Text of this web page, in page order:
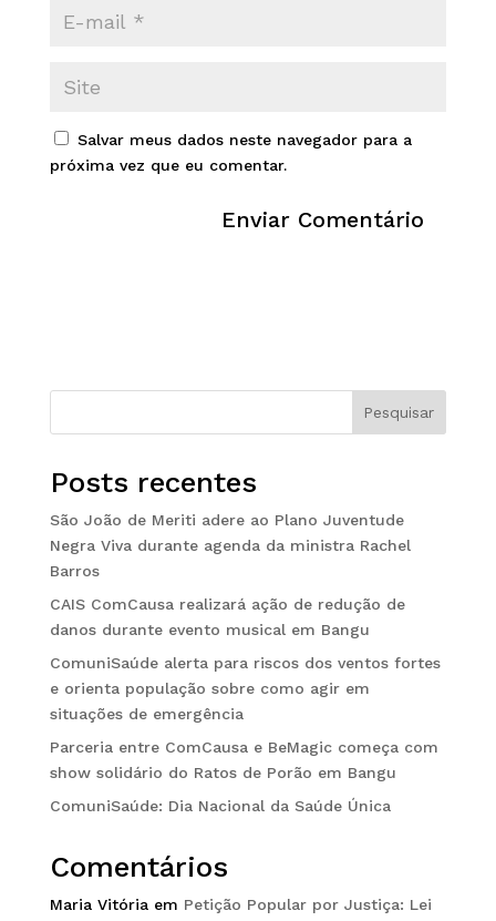
Salvar meus dados neste navegador para a
próxima vez que eu comentar.
Pesquisar
Posts recentes
São João de Meriti adere ao Plano Juventude
Negra Viva durante agenda da ministra Rachel
Barros
CAIS ComCausa realizará ação de redução de
danos durante evento musical em Bangu
ComuniSaúde alerta para riscos dos ventos fortes
e orienta população sobre como agir em
situações de emergência
Parceria entre ComCausa e BeMagic começa com
show solidário do Ratos de Porão em Bangu
ComuniSaúde: Dia Nacional da Saúde Única
Comentários
Maria Vitóriaem Petição Popular por Justiça: Lei